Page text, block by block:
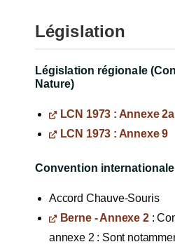
Législation
Législation régionale
Nature)
LCN 1973 : Annexe 2a
LCN 1973 : Annexe 9
Convention internationale
Accord Chauve-Souris
Berne - Annexe 2:
annexe 2 : Sont